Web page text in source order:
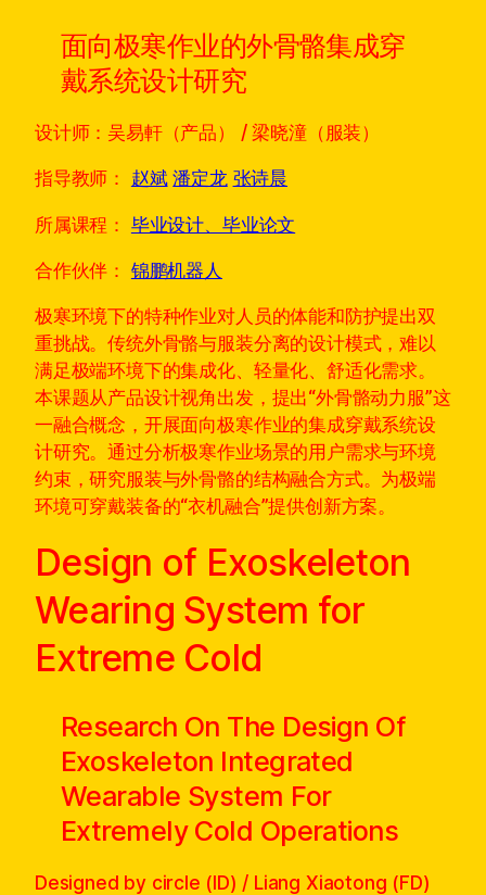
面向极寒作业的外骨骼集成穿
戴系统设计研究
设计师：吴易軒（产品） / 梁晓潼（服装）
指导教师： 赵斌 潘定龙 张诗晨
所属课程： 毕业设计、毕业论文
合作伙伴： 锦鹏机器人
极寒环境下的特种作业对人员的体能和防护提出双
重挑战。传统外骨骼与服装分离的设计模式，难以
满足极端环境下的集成化、轻量化、舒适化需求。
本课题从产品设计视角出发，提出“外骨骼动力服”这
一融合概念，开展面向极寒作业的集成穿戴系统设
计研究。通过分析极寒作业场景的用户需求与环境
约束，研究服装与外骨骼的结构融合方式。为极端
环境可穿戴装备的“衣机融合”提供创新方案。
Design of Exoskeleton
Wearing System for
Extreme Cold
Research On The Design Of
Exoskeleton Integrated
Wearable System For
Extremely Cold Operations
Designed by circle (ID) / Liang Xiaotong (FD)